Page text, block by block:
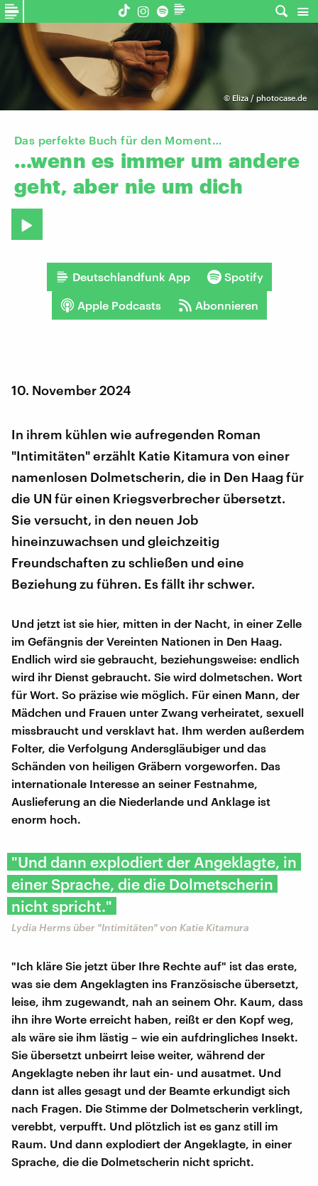
© Eliza / photocase.de
Das perfekte Buch für den Moment…
…wenn es immer um andere
geht, aber nie um dich
Deutschlandfunk App Spotify
Apple Podcasts Abonnieren
10. November 2024
In ihrem kühlen wie aufregenden Roman
"Intimitäten" erzählt Katie Kitamura von einer
namenlosen Dolmetscherin, die in Den Haag für
die UN für einen Kriegsverbrecher übersetzt.
Sie versucht, in den neuen Job
hineinzuwachsen und gleichzeitig
Freundschaften zu schließen und eine
Beziehung zu führen. Es fällt ihr schwer.
Und jetzt ist sie hier, mitten in der Nacht, in einer Zelle
im Gefängnis der Vereinten Nationen in Den Haag.
Endlich wird sie gebraucht, beziehungsweise: endlich
wird ihr Dienst gebraucht. Sie wird dolmetschen. Wort
für Wort. So präzise wie möglich. Für einen Mann, der
Mädchen und Frauen unter Zwang verheiratet, sexuell
missbraucht und versklavt hat. Ihm werden außerdem
Folter, die Verfolgung Andersgläubiger und das
Schänden von heiligen Gräbern vorgeworfen. Das
internationale Interesse an seiner Festnahme,
Auslieferung an die Niederlande und Anklage ist
enorm hoch.
"Und dann explodiert der Angeklagte, in
einer Sprache, die die Dolmetscherin
nicht spricht."
Lydia Herms über "Intimitäten" von Katie Kitamura
"Ich kläre Sie jetzt über Ihre Rechte auf" ist das erste,
was sie dem Angeklagten ins Französische übersetzt,
leise, ihm zugewandt, nah an seinem Ohr. Kaum, dass
ihn ihre Worte erreicht haben, reißt er den Kopf weg,
als wäre sie ihm lästig – wie ein aufdringliches Insekt.
Sie übersetzt unbeirrt leise weiter, während der
Angeklagte neben ihr laut ein- und ausatmet. Und
dann ist alles gesagt und der Beamte erkundigt sich
nach Fragen. Die Stimme der Dolmetscherin verklingt,
verebbt, verpufft. Und plötzlich ist es ganz still im
Raum. Und dann explodiert der Angeklagte, in einer
Sprache, die die Dolmetscherin nicht spricht.